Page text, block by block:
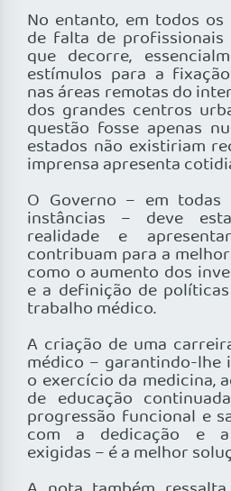
No entanto, em todos
de falta de
que decorre,
estímulos para a
nas áreas remotas do
dos grandes centros
questão fosse apenas
estados não existiriam
imprensa apresenta
O Governo – em todas
instâncias – deve
realidade e
contribuam para a
como o aumento dos
e a definição de
trabalho médico.
A criação de uma
médico – garantindo-
o exercício da medicina,
de educação
progressão funcional e
com a dedicação e a
exigidas – é a melhor